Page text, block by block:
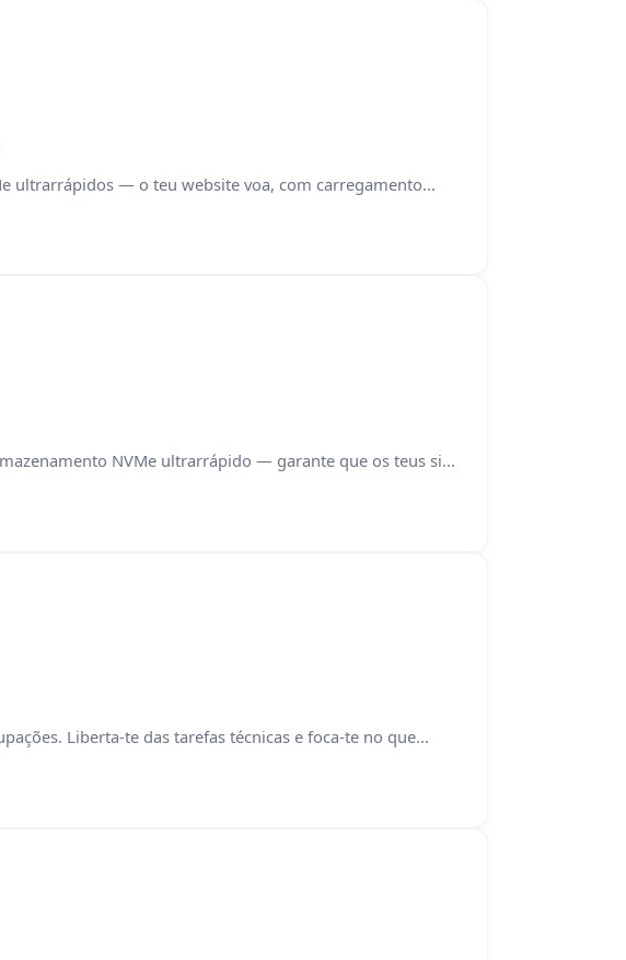
ultrarrápidos — o teu website voa, com carregamento...
NVMe ultrarrápido — garante que os teus si...
Liberta-te das tarefas técnicas e foca-te no que...